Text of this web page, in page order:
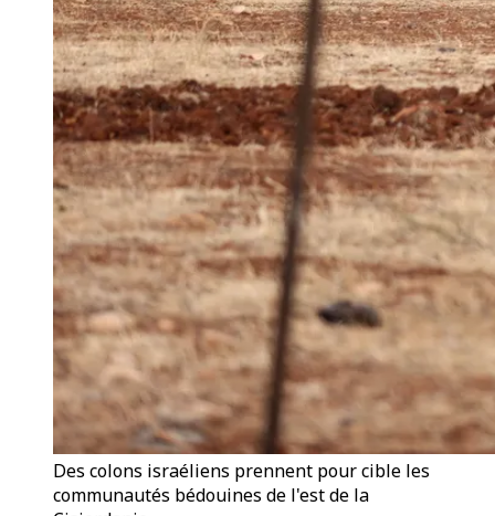
Des colons israéliens prennent pour cible les
communautés bédouines de l'est de la